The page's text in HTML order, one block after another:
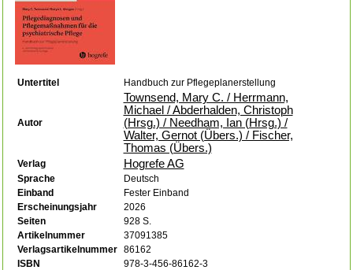
Untertitel Handbuch zur Pflegeplanerstellung
Autor
Townsend, Mary C. / Herrmann,
Michael / Abderhalden, Christoph
(Hrsg.) / Needham, Ian (Hrsg.) /
Walter, Gernot (Übers.) / Fischer,
Thomas (Übers.)
Verlag Hogrefe AG
Sprache
Deutsch
Einband
Fester Einband
Erscheinungsjahr
2026
Seiten
928 S.
Artikelnummer
37091385
Verlagsartikelnummer
86162
ISBN
978-3-456-86162-3